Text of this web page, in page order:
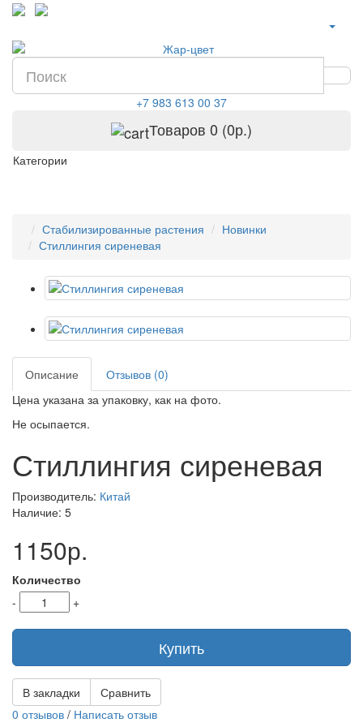
+7 983 613 00 37
Товаров 0 (0р.)
Категории
Стабилизированные растения
Новинки
Стиллингия сиреневая
Описание
Отзывов (0)
Цена указана за упаковку, как на фото.
Не осыпается.
Стиллингия сиреневая
Производитель: Китай
Наличие: 5
1150р.
Количество
-
+
Купить
В закладки
Сравнить
0 отзывов / Написать отзыв